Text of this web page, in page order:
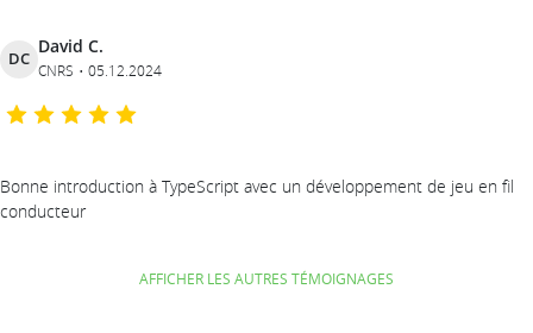
DC
David C.
CNRS 05.12.2024
Bonne introduction à TypeScript avec un développement de jeu en fil
conducteur
AFFICHER LES AUTRES TÉMOIGNAGES